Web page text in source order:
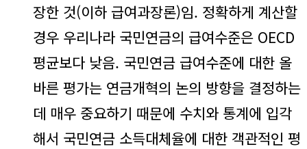
장한 것(이하 급여과장론)임. 정확하게 계산할
경우 우리나라 국민연금의 급여수준은 OECD
평균보다 낮음. 국민연금 급여수준에 대한 올
바른 평가는 연금개혁의 논의 방향을 결정하는
데 매우 중요하기 때문에 수치와 통계에 입각
해서 국민연금 소득대체율에 대한 객관적인 평